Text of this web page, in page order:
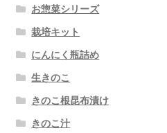
お惣菜シリーズ
栽培キット
にんにく瓶詰め
生きのこ
きのこ根昆布漬け
きのこ汁